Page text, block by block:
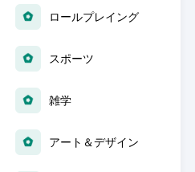
ロールプレイング
スポーツ
雑学
アート＆デザイン